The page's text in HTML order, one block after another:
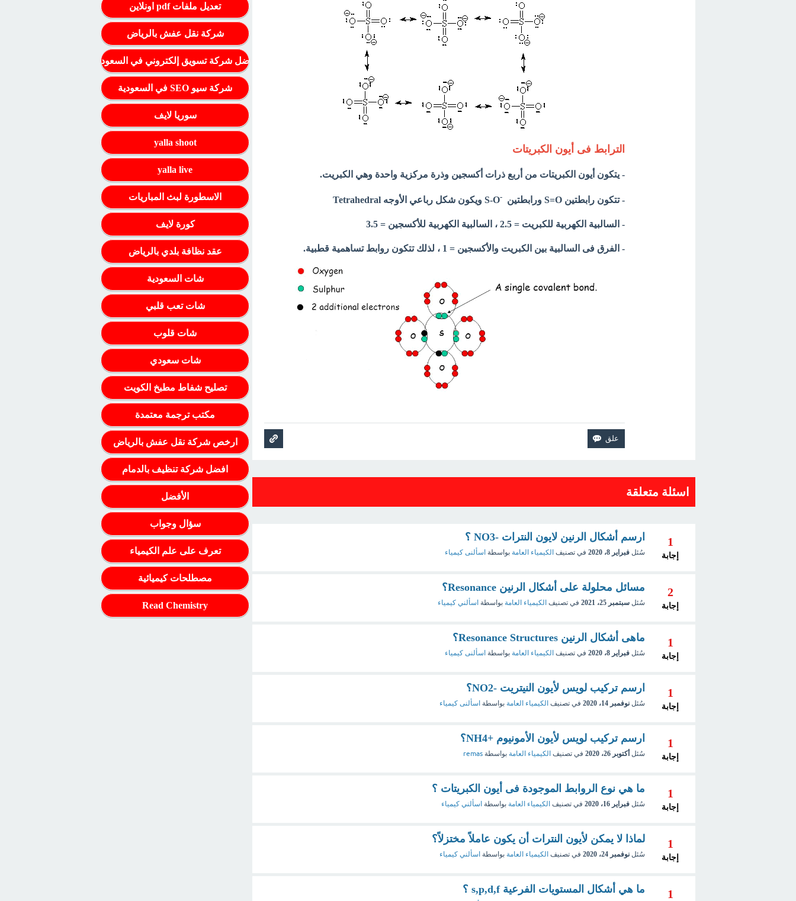
الترابط فى أيون الكبريتات
- يتكون أيون الكبريتات من أربع ذرات أكسجين وذرة مركزية واحدة وهي الكبريت.
- تتكون رابطتين S=O ورابطتين -S-O ويكون شكل رباعي الأوجه T etrahedral
- السالبية الكهربية للكبريت = 2.5 ، السالبية الكهربية للأكسجين = 3.5
- الفرق فى السالبية بين الكبريت والأكسجين = 1 ، لذلك تتكون روابط تساهمية قطبية.
اسئلة متعلقة
1
إجابة
ارسم أشكال الرنين لايون النترات -NO3 ؟
سُئل فبراير 8، 2020 في تصنيف الكيمياء العامة بواسطة اسألنى كيمياء
2
إجابة
مسائل محلولة على أشكال الرنين Resonance؟
سُئل سبتمبر 25، 2021 في تصنيف الكيمياء العامة بواسطة اسألني كيمياء
1
إجابة
ماهى أشكال الرنين Resonance Structures؟
سُئل فبراير 8، 2020 في تصنيف الكيمياء العامة بواسطة اسألنى كيمياء
1
إجابة
ارسم تركيب لويس لأيون النيتريت -NO2؟
سُئل نوفمبر 14، 2020 في تصنيف الكيمياء العامة بواسطة اسألنى كيمياء
1
إجابة
ارسم تركيب لويس لأيون الأمونيوم +NH4؟
سُئل أكتوبر 26، 2020 في تصنيف الكيمياء العامة بواسطة remas
1
إجابة
ما هي نوع الروابط الموجودة فى أيون الكبريتات ؟
سُئل فبراير 16، 2020 في تصنيف الكيمياء العامة بواسطة اسألني كيمياء
1
إجابة
لماذا لا يمكن لأيون النترات أن يكون عاملاً مختزلاً؟
سُئل نوفمبر 24، 2020 في تصنيف الكيمياء العامة بواسطة اسألني كيمياء
1 ما هي أشكال المستويات الفرعية s,p,d,f ؟
تعديل ملفات pdf اونلاين
شركة نقل عفش بالرياض
أفضل شركة تسويق إلكتروني في السعودية
شركة سيو SEO في السعودية
سوريا لايف
yalla shoot
yalla live
الاسطورة لبث المباريات
كورة لايف
عقد نظافة بلدي بالرياض
شات السعودية
شات تعب قلبي
شات قلوب
شات سعودي
تصليح شفاط مطبخ الكويت
مكتب ترجمة معتمدة
ارخص شركة نقل عفش بالرياض
افضل شركة تنظيف بالدمام
الأفضل
سؤال وجواب
تعرف على علم الكيمياء
مصطلحات كيميائية
Read Chemistry